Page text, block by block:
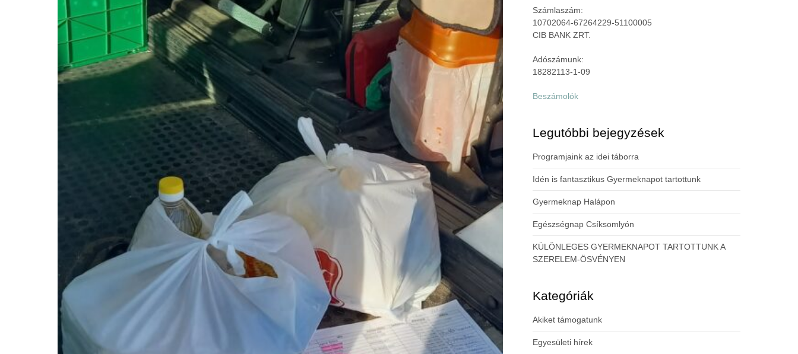
Számlaszám:
10702064-67264229-51100005
CIB BANK ZRT.
Adószámunk:
18282113-1-09
Beszámolók
Legutóbbi bejegyzések
Programjaink az idei táborra
Idén is fantasztikus Gyermeknapot tartottunk
Gyermeknap Halápon
Egészségnap Csíksomlyón
KÜLÖNLEGES GYERMEKNAPOT TARTOTTUNK A
SZERELEM-ÖSVÉNYEN
Kategóriák
Akiket támogatunk
Egyesületi hírek